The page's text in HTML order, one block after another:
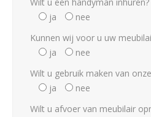
ja
nee
Kunnen wij voor u uw
ja
nee
Wilt u gebruik maken van
ja
nee
Wilt u afvoer van meubilair